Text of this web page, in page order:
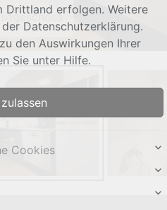
Drittland erfolgen. Weitere
Datenschutzerklärung.
den Auswirkungen Ihrer
Sie unter Hilfe.
Cookies